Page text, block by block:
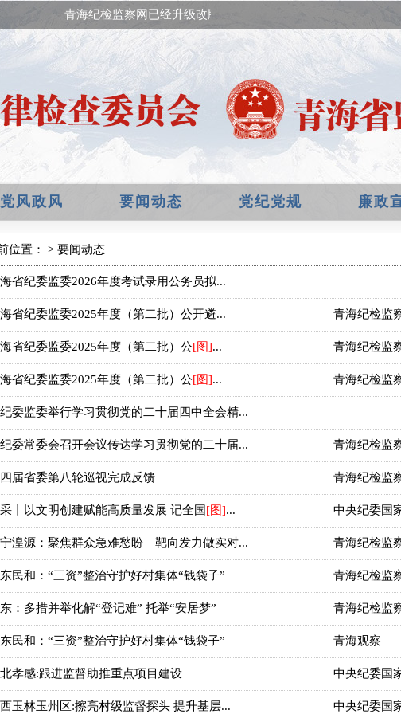
青海纪检监察网已经升级改版，欢迎提出宝贵意见！
党风政风 要闻动态 党纪党规 廉政